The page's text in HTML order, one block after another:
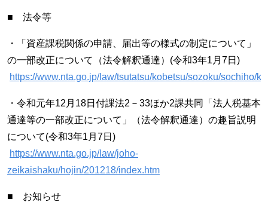
■ 法令等
・「資産課税関係の申請、届出等の様式の制定について」
の一部改正について（法令解釈通達）(令和3年1月7日)
https://www.nta.go.jp/law/tsutatsu/kobetsu/sozoku/sochiho/
・令和元年12月18日付課法2－33ほか2課共同「法人税基本
通達等の一部改正について」（法令解釈通達）の趣旨説明
について(令和3年1月7日)
https://www.nta.go.jp/law/joho-
zeikaishaku/hojin/201218/index.htm
■ お知らせ